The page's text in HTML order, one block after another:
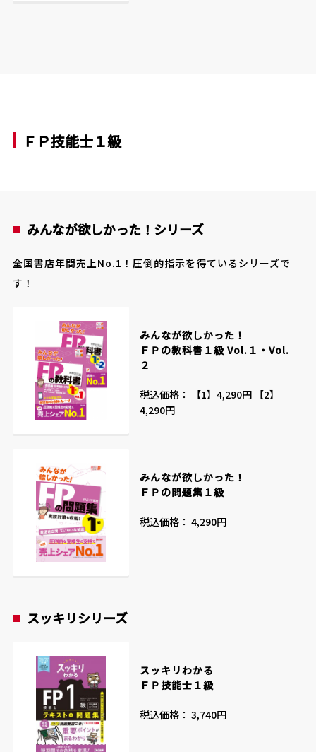
ＦＰ技能士１級
みんなが欲しかった！シリーズ
全国書店年間売上No.1！圧倒的指示を得ているシリーズで
す！
みんなが欲しかった！
ＦＰの教科書１級 Vol.１・Vol.
２
税込価格： 【1】4,290円【2】
4,290円
みんなが欲しかった！
ＦＰの問題集１級
税込価格： 4,290円
スッキリシリーズ
スッキリわかる
ＦＰ技能士１級
税込価格： 3,740円